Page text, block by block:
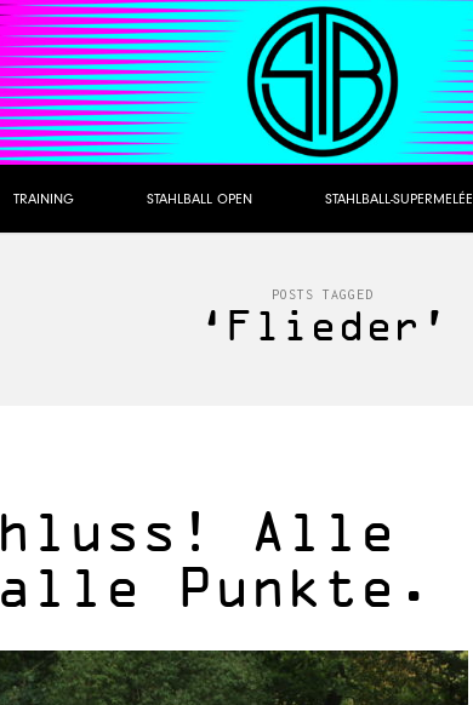
TRAINING STAHLBALL OPEN STAHLBALL-SUPERMELÉE
POSTS TAGGED
‘Flieder’
Alle
Punkte.